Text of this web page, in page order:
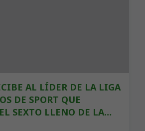
AL LÍDER DE LA LIGA
DE SPORT QUE
SEXTO LLENO DE LA